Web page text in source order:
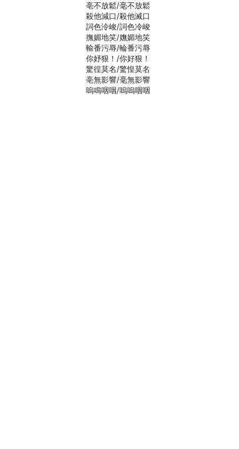
亳不放鬆/毫不放鬆
殺他減口/殺他滅口
詞色泠峻/詞色冷峻
撫媚地笑/嫵媚地笑
輸番污辱/輪番污辱
你妤狠！/你好狠！
驚徨莫名/驚惶莫名
亳無影響/毫無影響
嗚鳴咽咽/嗚嗚咽咽